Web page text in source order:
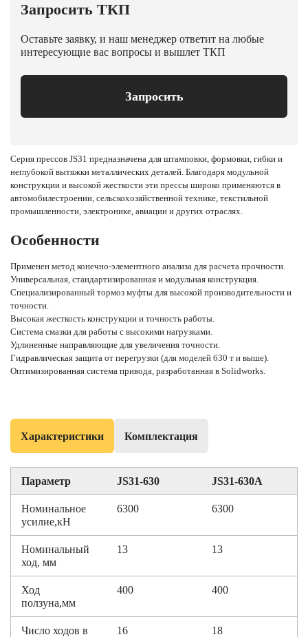
Запросить ТКП
Оставьте заявку, и наш менеджер ответит на любые
интересующие вас вопросы и вышлет ТКП
Запросить
Серия прессов JS31 предназначена для штамповки, формовки, гибки и
неглубокой вытяжки металлических деталей. Благодаря модульной
конструкции и высокой жесткости эти прессы широко применяются в
автомобилестроении, сельскохозяйственной технике, текстильной
промышленности, электронике, авиации и других отраслях.
Особенности
Применен метод конечно-элементного анализа для расчета прочности.
Универсальная, стандартизированная и модульная конструкция.
Специализированный тормоз муфты для высокой производительности и
точности.
Высокая жесткость конструкции и точность работы.
Система смазки для работы с высокими нагрузками.
Удлиненные направляющие для увеличения точности.
Гидравлическая защита от перегрузки (для моделей 630 т и выше).
Оптимизированная система привода, разработанная в Solidworks.
Характеристики Комплектация
Параметр JS31-630 JS31-630А
Номинальное
усилие,кН
6300 6300
Номинальный
ход, мм
13 13
Ход
ползуна,мм
400 400
Число ходов в
16 18